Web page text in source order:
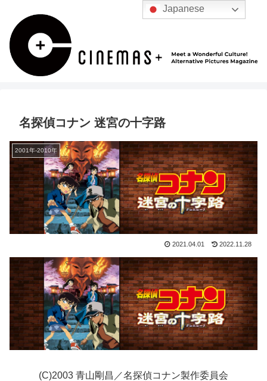
名探偵コナン 迷宮の十字路
2001年-2010年
2021.04.01 2022.11.28
(C)2003 青山剛昌／名探偵コナン製作委員会
Japanese